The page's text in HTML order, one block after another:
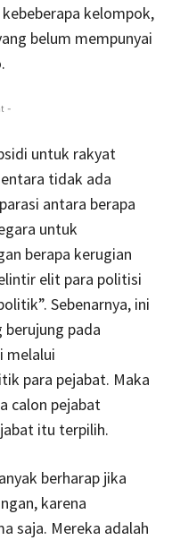
kelompok,
belum mempunyai
-
untuk rakyat
tidak ada
antara berapa
untuk
berapa kerugian
elit para politisi
Sebenarnya, ini
pada
melalui
para pejabat. Maka
calon pejabat
itu terpilih.
berharap jika
karena
saja. Mereka adalah